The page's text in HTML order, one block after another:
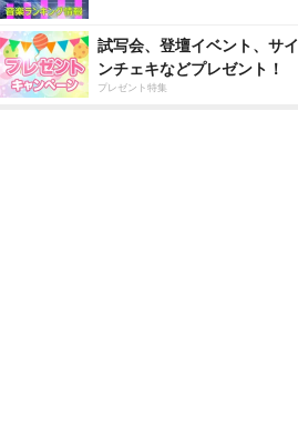
試写会、登壇イベント、サイ
ンチェキなどプレゼント！
プレゼント特集